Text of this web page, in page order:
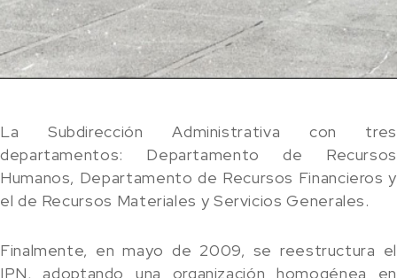
La Subdirección Administrativa con tres
departamentos: Departamento de Recursos
Humanos, Departamento de Recursos Financieros y
el de Recursos Materiales y Servicios Generales.
Finalmente, en mayo de 2009, se reestructura el
IPN, adoptando una organización homogénea en